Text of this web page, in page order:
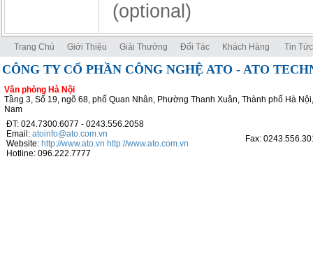
(optional)
Trang Chủ Giới Thiệu Giải Thưởng Đối Tác Khách Hàng Tin Tức
CÔNG TY CỔ PHẦN CÔNG NGHỆ ATO - ATO
Văn phòng Hà Nội
Tầng 3, Số 19, ngõ 68, phố Quan Nhân, Phường Thanh Xuân, Thành phố Hà
Nam
ĐT: 024.7300.6077 - 0243.556.2058
Email: atoinfo@ato.com.vn
Website: http://www.ato.vn http://www.ato.com.vn
Hotline: 096.222.7777
Fax: